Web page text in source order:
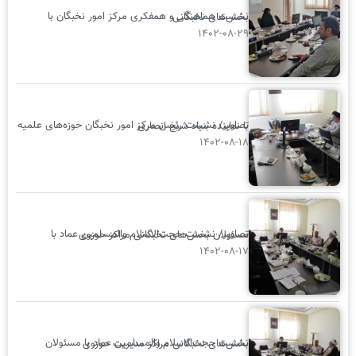
نشست هماهنگی و همفکری مرکز امور نخبگان با بخش‌های نخبگانی
۱۴۰۲-۰۸-۲۹
تصاویر/ نشست رئیس مرکز امور نخبگان حوزه‌های علمیه با نماینده بنیاد شیخ انصاری
۱۴۰۲-۰۸-۱۸
تصاویر/ نشست حجت‌الاسلام والمسلمین عماد با مسئولان بخش‌های نخبگانی مراکز حوزوی
۱۴۰۲-۰۸-۱۷
نشست حجت‌الاسلام والمسلمین عماد با مسئولان بخش‌های نخبگانی مراکز مدیریت حوزوی
گزارش